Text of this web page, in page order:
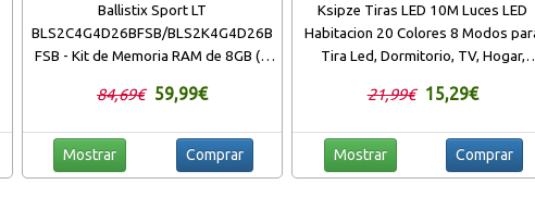
Ballistix Sport LT
BLS2C4G4D26BFSB/BLS2K4G4D26B
FSB - Kit de Memoria RAM de 8GB (4
Single Rank x8, DIMM, 288-Pin) gris
84,69€ 59,99€
Mostrar Comprar
Ksipze Tiras LED 10M Luces LED
Habitacion 20 Colores 8 Modos
Tira Led, Dormitorio, TV, Hogar,
Iluminación LED RGB Brillante，
21,99€ 15,29€
Mostrar Comprar